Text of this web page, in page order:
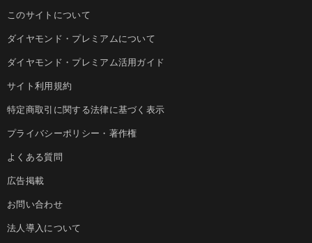
このサイトについて
ダイヤモンド・プレミアムについて
ダイヤモンド・プレミアム活用ガイド
サイト利用規約
特定商取引に関する法律に基づく表示
プライバシーポリシー・著作権
よくある質問
広告掲載
お問い合わせ
法人導入について